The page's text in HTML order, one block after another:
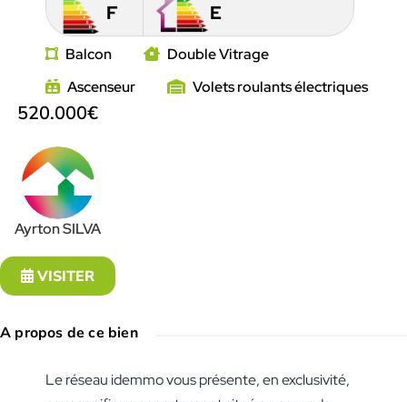
F E
Balcon
Double Vitrage
Ascenseur
Volets roulants électriques
520.000€
Ayrton SILVA
VISITER
A propos de ce bien
Le réseau idemmo vous présente, en exclusivité,